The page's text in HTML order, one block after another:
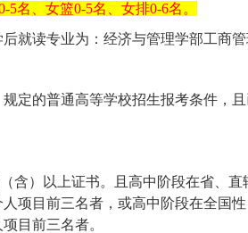
5名、女篮0-5名、女排0-6名。
就读专业为：经济与管理学部工商
定的普通高等学校招生报考条件，
含）以上证书。且高中阶段在省、
项目前三名者，或高中阶段在全国
目前三名者。